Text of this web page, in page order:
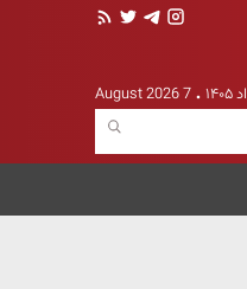
7 August 2026